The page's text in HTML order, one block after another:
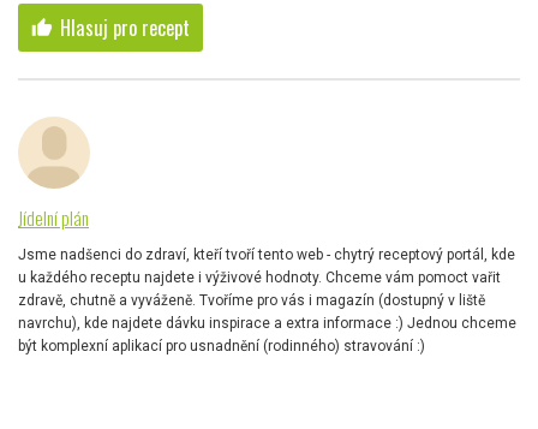
thumb_up Hlasuj pro recept
Jídelní plán
Jsme nadšenci do zdraví, kteří tvoří tento web - chytrý receptový portál, kde
u každého receptu najdete i výživové hodnoty. Chceme vám pomoct vařit
zdravě, chutně a vyváženě. Tvoříme pro vás i magazín (dostupný v liště
navrchu), kde najdete dávku inspirace a extra informace :) Jednou chceme
být komplexní aplikací pro usnadnění (rodinného) stravování :)